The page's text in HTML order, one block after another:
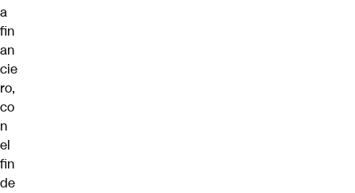
a
fin
an
cie
ro,
co
n
el
fin
de